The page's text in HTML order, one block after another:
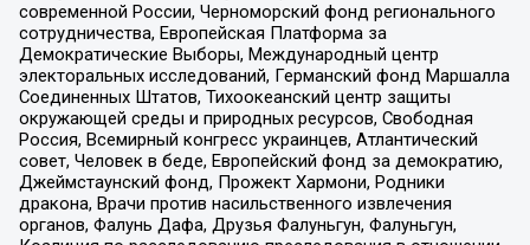
современной России, Черноморский фонд регионального
сотрудничества, Европейская Платформа за
Демократические Выборы, Международный центр
электоральных исследований, Германский фонд Маршалла
Соединенных Штатов, Тихоокеанский центр защиты
окружающей среды и природных ресурсов, Свободная
Россия, Всемирный конгресс украинцев, Атлантический
совет, Человек в беде, Европейский фонд за демократию,
Джеймстаунский фонд, Прожект Хармони, Родники
дракона, Врачи против насильственного извлечения
органов, Фалунь Дафа, Друзья Фалуньгун, Фалуньгун,